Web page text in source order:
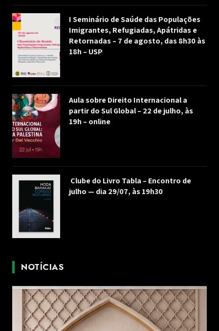
I Seminário de Saúde das Populações
Imigrantes, Refugiadas, Apátridas e
Retornadas – 7 de agosto, das 8h30 às
18h – USP
Aula sobre Direito Internacional a
partir do Sul Global – 22 de julho, às
19h – online
Clube do Livro Tabla – Encontro de
julho — dia 29/07, às 19h30
NOTÍCIAS